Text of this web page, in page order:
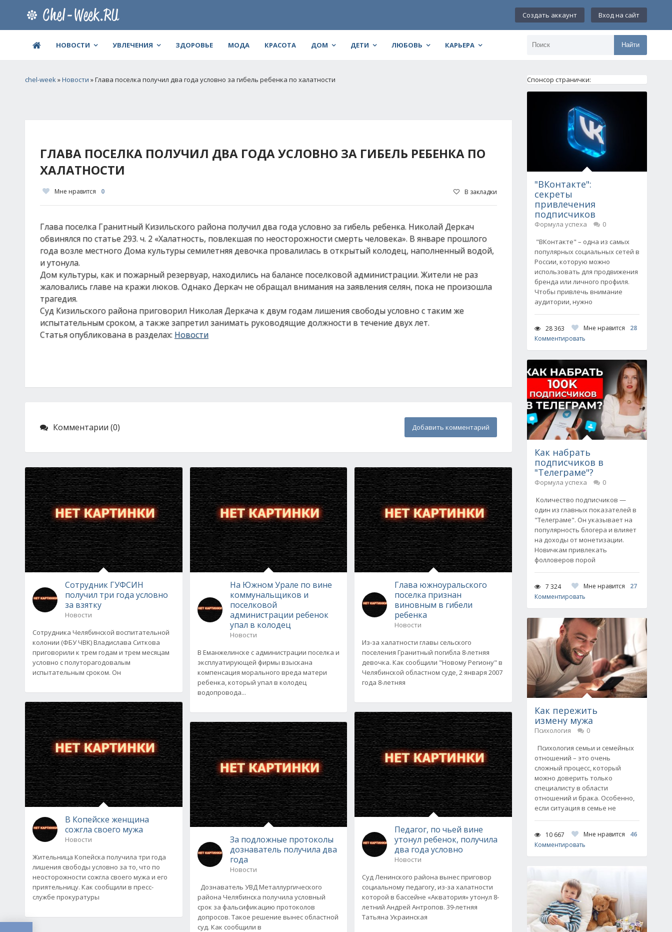
Создать аккаунт Вход на сайт
НОВОСТИ УВЛЕЧЕНИЯ ЗДОРОВЬЕ МОДА КРАСОТА ДОМ ДЕТИ ЛЮБОВЬ КАРЬЕРА Найти
chel-week»Новости » Глава поселка получил два года условно за гибель ребенка по халатности
ГЛАВА ПОСЕЛКА ПОЛУЧИЛ ДВА ГОДА УСЛОВНО ЗА ГИБЕЛЬ РЕБЕНКА ПО
ХАЛАТНОСТИ
Мне нравится 0 В закладки
Глава поселка Гранитный Кизильского района получил два года условно за гибель ребенка. Николай Деркач
обвинялся по статье 293. ч. 2 «Халатность, повлекшая по неосторожности смерть человека». В январе прошлого
года возле местного Дома культуры семилетняя девочка провалилась в открытый колодец, наполненный водой,
и утонула.
Дом культуры, как и пожарный резервуар, находились на балансе поселковой администрации. Жители не раз
жаловались главе на кражи люков. Однако Деркач не обращал внимания на заявления селян, пока не произошла
трагедия.
Суд Кизильского района приговорил Николая Деркача к двум годам лишения свободы условно с таким же
испытательным сроком, а также запретил занимать руководящие должности в течение двух лет.
Статья опубликована в разделах: Новости
Комментарии (0) Добавить комментарий
Сотрудник ГУФСИН
получил три года условно
за взятку
Новости
Сотрудника Челябинской воспитательной
колонии (ФБУ ЧВК) Владислава Ситкова
приговорили к трем годам и трем месяцам
условно с полуторагодовалым
испытательным сроком. Он
В Копейске женщина
сожгла своего мужа
Новости
Жительница Копейска получила три года
лишения свободы условно за то, что по
неосторожности сожгла своего мужа и его
приятельницу. Как сообщили в пресс-
службе прокуратуры
На Южном Урале по вине
коммунальщиков и
поселковой
администрации ребенок
упал в колодец
Новости
В Еманжелинске с администрации поселка и
эксплуатирующей фирмы взыскана
компенсация морального вреда матери
ребенка, который упал в колодец
водопровода...
За подложные протоколы
дознаватель получила два
года
Новости
Дознаватель УВД Металлургического
района Челябинска получила условный
срок за фальсификацию протоколов
допросов. Такое решение вынес областной
суд. Как сообщили в
Глава южноуральского
поселка признан
виновным в гибели
ребенка
Новости
Из-за халатности главы сельского
поселения Гранитный погибла 8-летняя
девочка. Как сообщили "Новому Региону" в
Челябинской областном суде, 2 января 2007
года 8-летняя
Педагог, по чьей вине
утонул ребенок, получила
два года условно
Новости
Суд Ленинского района вынес приговор
социальному педагогу, из-за халатности
которой в бассейне «Акватория» утонул 8-
летний Андрей Антропов. 39-летняя
Татьяна Украинская
Спонсор странички:
"ВКонтакте":
секреты
привлечения
подписчиков
Формула успеха
0
"ВКонтакте" – одна из самых
популярных социальных сетей в
России, которую можно
использовать для продвижения
бренда или личного профиля.
Чтобы привлечь внимание
аудитории, нужно
28 363 Мне нравится
28
Комментировать
Как набрать
подписчиков в
"Телеграме"?
Формула успеха
0
Количество подписчиков —
один из главных показателей в
"Телеграме". Он указывает на
популярность блогера и влияет
на доходы от монетизации.
Новичкам привлекать
фолловеров порой
7 324 Мне нравится
27
Комментировать
Как пережить
измену мужа
Психология
0
Психология семьи и семейных
отношений – это очень
сложный процесс, который
можно доверить только
специалисту в области
отношений и брака. Особенно,
если ситуация в семье не
10 667 Мне нравится
46
Комментировать